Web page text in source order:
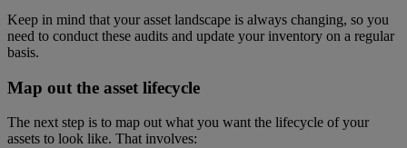
Keep in mind that your asset landscape is always changing, so you
need to conduct these audits and update your inventory on a regular
basis.
Map out the asset lifecycle
The next step is to map out what you want the lifecycle of your
assets to look like. That involves: